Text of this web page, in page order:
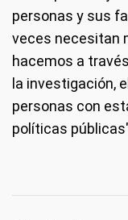
personas y sus
veces necesitan
hacemos a
la investigación,
personas con
políticas